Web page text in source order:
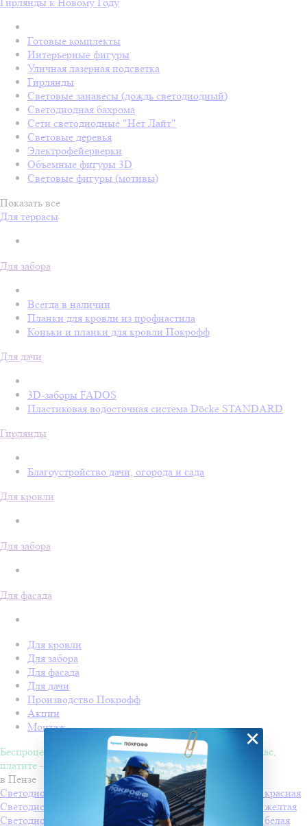
Готовые комплекты
Интерьерные фигуры
Уличная лазерная подсветка
Гирлянды
Световые занавесы (дождь светодиодный)
Светодиодная бахрома
Сети светодиодные "Нет Лайт"
Световые деревья
Электрофейерверки
Объемные фигуры 3D
Световые фигуры (мотивы)
Показать все
Для террасы
Для забора
Всегда в наличии
Планки для кровли из профнастила
Коньки и планки для кровли Покрофф
Для дачи
3D-заборы FADOS
Пластиковая водосточная система Döcke STANDARD
Гирлянды
Благоустройство дачи, огорода и сада
Для кровли
Для забора
Для фасада
Для кровли
Для забора
Для фасада
Для дачи
Производство Покрофф
Акции
Монтаж
Беспроцентная рассрочка на 4 месяца. Покупайте - сейчас,
платите - потом!
в Пензе
Светодиодная "Снежинка LED" с динамикой, 60*60см, красная
Светодиодная "Снежинка LED" с динамикой, 60*60см, желтая
Светодиодная "Снежинка LED" с динамикой, 60*60см, белая
×